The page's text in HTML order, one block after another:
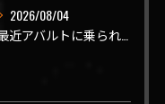
2026/08/04